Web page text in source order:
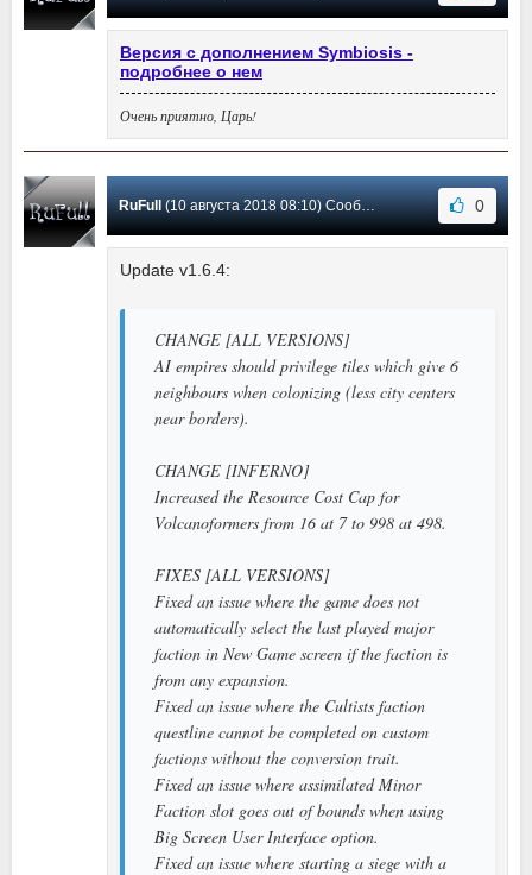
Версия с дополнением Symbiosis -
подробнее о нем
Очень приятно, Царь!
RuFull(10 августа 2018 08:10) Сообщение #11 0
Update v1.6.4:
CHANGE [ALL VERSIONS]
AI empires should privilege tiles which give 6
neighbours when colonizing (less city centers
near borders).
CHANGE [INFERNO]
Increased the Resource Cost Cap for
Volcanoformers from 16 at 7 to 998 at 498.
FIXES [ALL VERSIONS]
Fixed an issue where the game does not
automatically select the last played major
faction in New Game screen if the faction is
from any expansion.
Fixed an issue where the Cultists faction
questline cannot be completed on custom
factions without the conversion trait.
Fixed an issue where assimilated Minor
Faction slot goes out of bounds when using
Big Screen User Interface option.
Fixed an issue where starting a siege with a